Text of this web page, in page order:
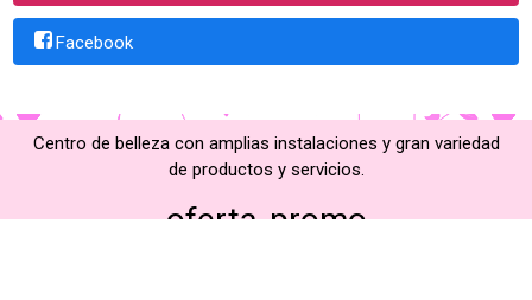
Facebook
Centro de belleza con amplias instalaciones y gran variedad
de productos y servicios.
oferta promo